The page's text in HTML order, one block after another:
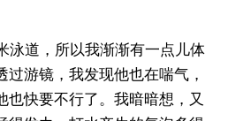
道，所以我渐渐有一点儿体
游镜，我发现他也在喘气，
也快要不行了。我暗暗想，又